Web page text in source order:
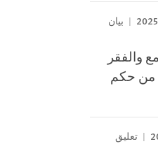
بيان
والفقر
من حكم
تعليق